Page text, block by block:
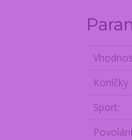
Sport